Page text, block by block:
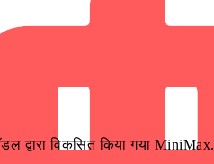
द्वारा विकसित किया गया MiniMax.